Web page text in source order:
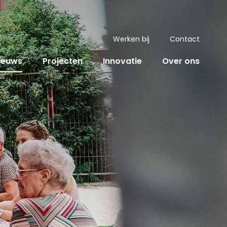
Werken bij Contact
Projecten Innovatie Over ons